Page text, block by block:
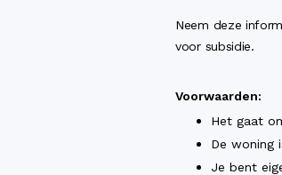
Neem deze
voor subsidie.
Voorwaarden:
Het gaat
De woning
Je bent